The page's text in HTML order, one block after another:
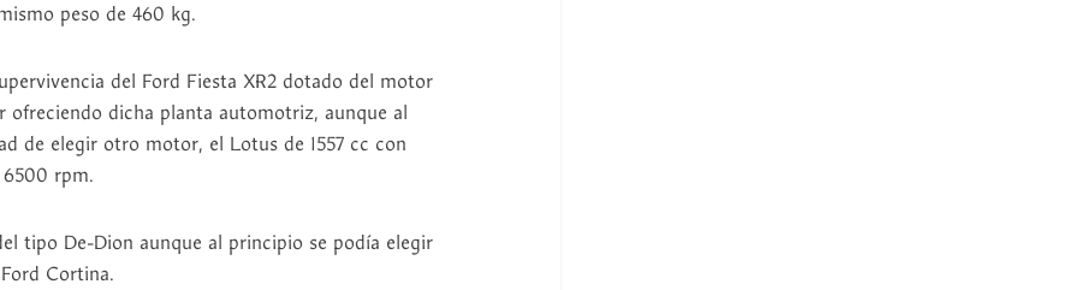
peso de 460 kg.
del Ford Fiesta XR2 dotado del motor
ofreciendo dicha planta automotriz, aunque al
de elegir otro motor, el Lotus de 1557 cc con
6500 rpm.
tipo De-Dion aunque al principio se podía elegir
Cortina.